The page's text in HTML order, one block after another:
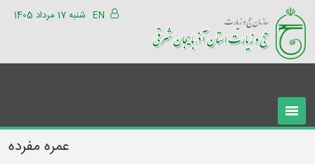
شنبه 17 مرداد 1405 EN
عمره مفرده